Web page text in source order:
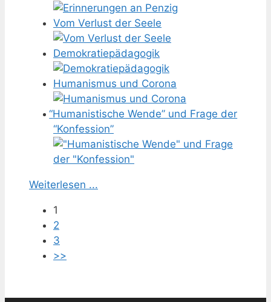
Vom Verlust der Seele
Demokratiepädagogik
Humanismus und Corona
“Humanistische Wende” und Frage der
“Konfession”
Weiterlesen ...
1
2
3
>>